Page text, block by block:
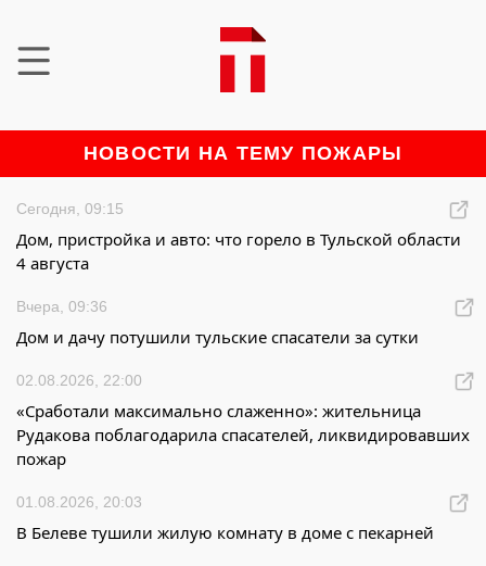
НОВОСТИ НА ТЕМУ ПОЖАРЫ
Сегодня, 09:15
Дом, пристройка и авто: что горело в Тульской области
4 августа
Вчера, 09:36
Дом и дачу потушили тульские спасатели за сутки
02.08.2026, 22:00
«Сработали максимально слаженно»: жительница
Рудакова поблагодарила спасателей, ликвидировавших
пожар
01.08.2026, 20:03
В Белеве тушили жилую комнату в доме с пекарней